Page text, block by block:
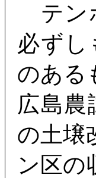
テン
必ず
のある
広島
の土壌
ン区の